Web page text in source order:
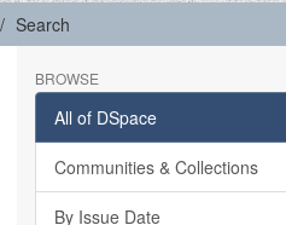
Search
BROWSE
All of DSpace
Communities & Collections
By Issue Date